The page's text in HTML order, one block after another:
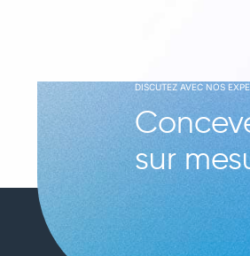
DISCUTEZ AVEC NOS
sur